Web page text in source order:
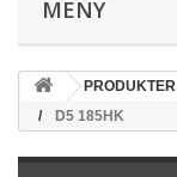
MENY
PRODUKTER
D5 185HK